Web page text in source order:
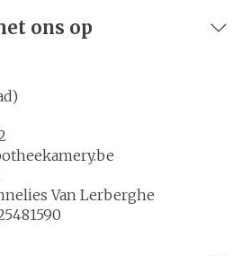
ons op
Van Lerberghe